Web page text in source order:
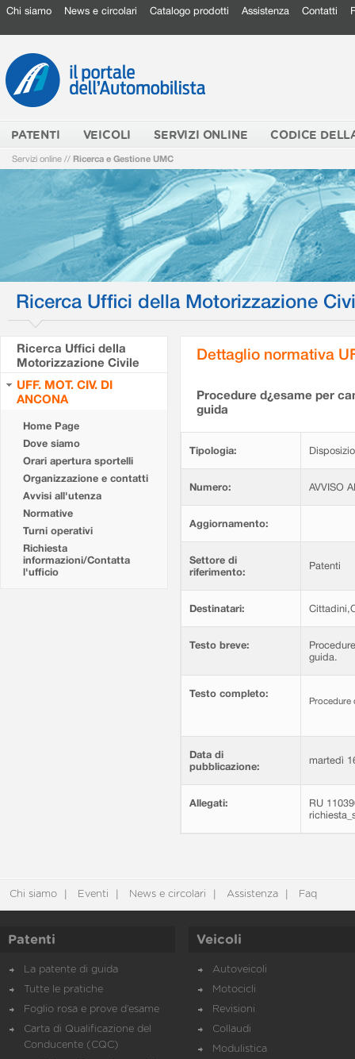
Chi siamo News e circolari Catalogo prodotti Assistenza Contatti
PATENTI VEICOLI SERVIZI ONLINE CODICE
Servizi online // Ricerca e Gestione UMC
Ricerca Uffici della Motorizzazione
Ricerca Uffici della
Motorizzazione Civile
UFF. MOT. CIV. DI
ANCONA
Home Page
Dove siamo
Orari apertura sportelli
Organizzazione e contatti
Avvisi all'utenza
Normative
Turni operativi
Richiesta
informazioni/Contatta
l'ufficio
Dettaglio normativa
Procedure d¿esame per
guida
Tipologia:
Numero: AVVISO
Aggiornamento:
Settore di
riferimento:
Patenti
Destinatari:
Testo breve:
guida.
Testo completo:
Procedure
Data di
pubblicazione:
martedì
Allegati:
RU
Chi siamo Eventi News e circolari Assistenza Faq
Patenti
La patente di guida
Tutte le pratiche
Foglio rosa e prove d’esame
Carta di Qualificazione del
Conducente (CQC)
Veicoli
Autoveicoli
Motocicli
Revisioni
Collaudi
Modulistica